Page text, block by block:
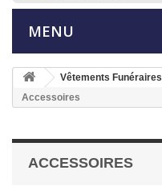
MENU
Vêtements Funéraires
Accessoires
ACCESSOIRES